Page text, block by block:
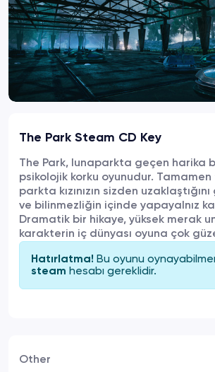
The Park Steam CD Key
The Park, lunaparkta geçen harika
psikolojik korku oyunudur.
parkta kızınızın sizden
ve bilinmezliğin içinde yapayalnız
Dramatik bir hikaye, yüksek merak
karakterin iç dünyası oyuna çok
Hatırlatma! Bu oyunu
steam hesabı gereklidir.
Other